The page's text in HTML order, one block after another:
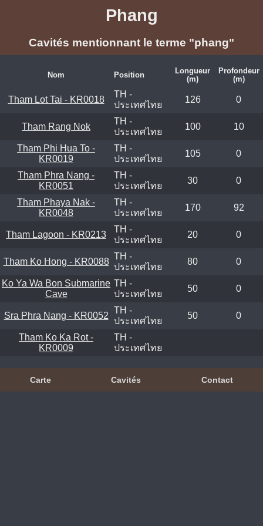
Phang
Cavités mentionnant le terme "phang"
Nom Position
Longueur
(m)
Profondeur
(m)
Tham Lot Tai - KR0018
TH -
ประเทศไทย
126 0
Tham Rang Nok
TH -
ประเทศไทย
100 10
Tham Phi Hua To -
KR0019
TH -
ประเทศไทย
105 0
Tham Phra Nang -
KR0051
TH -
ประเทศไทย
30 0
Tham Phaya Nak -
KR0048
TH -
ประเทศไทย
170 92
Tham Lagoon - KR0213
TH -
ประเทศไทย
20 0
Tham Ko Hong - KR0088
TH -
ประเทศไทย
80 0
Ko Ya Wa Bon Submarine
Cave
TH -
ประเทศไทย
50 0
Sra Phra Nang - KR0052
TH -
ประเทศไทย
50 0
Tham Ko Ka Rot -
KR0009
TH -
ประเทศไทย
Carte Cavités Contact